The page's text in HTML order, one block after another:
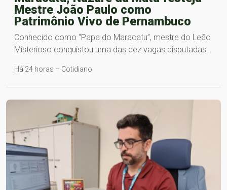
Mestre João Paulo como
Patrimônio Vivo de Pernambuco
Conhecido como “Papa do Maracatu”, mestre do Leão
Misterioso conquistou uma das dez vagas disputadas…
Há 24 horas – Cotidiano